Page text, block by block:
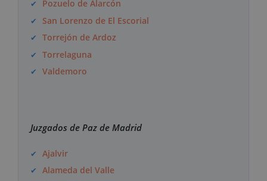
Pozuelo de Alarcón
San Lorenzo de El Escorial
Torrejón de Ardoz
Torrelaguna
Valdemoro
Juzgados de Paz de Madrid
Ajalvir
Alameda del Valle